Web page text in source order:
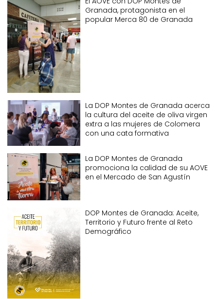
Granada, protagonista en el
popular Merca 80 de Granada
La DOP Montes de Granada acerca
la cultura del aceite de oliva virgen
extra a las mujeres de Colomera
con una cata formativa
La DOP Montes de Granada
promociona la calidad de su AOVE
en el Mercado de San Agustín
DOP Montes de Granada: Aceite,
Territorio y Futuro frente al Reto
Demográfico